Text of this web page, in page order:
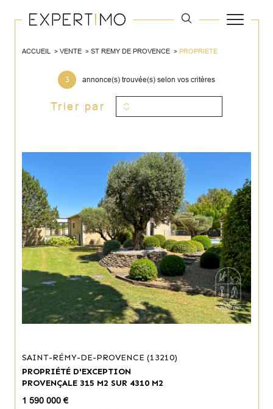
ACCUEIL VENTE ST REMY DE PROVENCE PROPRIETE
3 annonce(s) trouvée(s) selon vos critères
Trier par
SAINT-RÉMY-DE-PROVENCE (13210)
PROPRIÉTÉ D'EXCEPTION
PROVENÇALE 315 M2 SUR 4310 M2
1 590 000 €